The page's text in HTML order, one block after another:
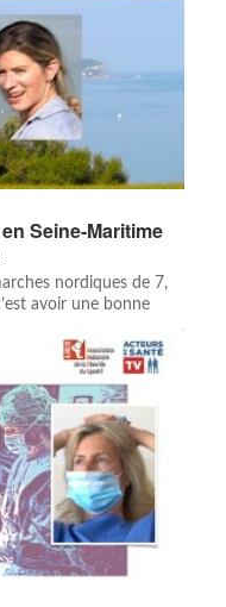
Seine-Maritime
nordiques de 7,
avoir une bonne